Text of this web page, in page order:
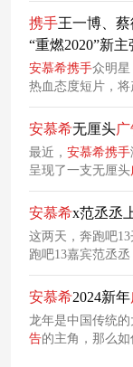
携手王一博、蔡
“重燃2020”新主
安慕希携手众明星
热血态度短片，将
安慕希无厘头
最近， 安慕希携手
呈现了一支无厘头
安慕希黄桃燕麦
牌与年轻人玩在一
安慕希x范丞丞
这两天，奔跑吧
跑吧13嘉宾范丞
桃燕麦爆珠酸奶
入点，引发范丞丞
安慕希2024新年
龙年是中国传统
告的主角，那么